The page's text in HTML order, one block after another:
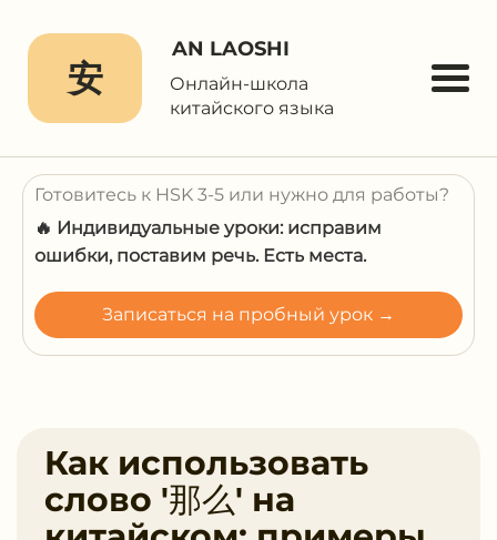
安
AN LAOSHI
Онлайн-школа
китайского языка
Готовитесь к HSK 3-5 или нужно для работы?
🔥 Индивидуальные уроки: исправим
ошибки, поставим речь. Есть места.
Записаться на пробный урок →
Как использовать
слово '那么' на